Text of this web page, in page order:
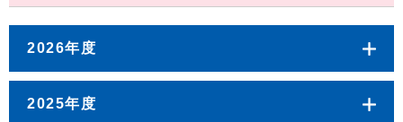
2026年度
2025年度